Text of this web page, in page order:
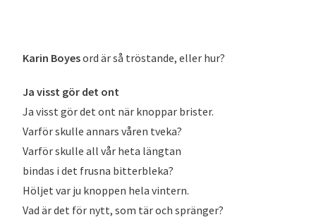
Karin Boyesord är så tröstande, eller hur?
Ja visst gör det ont
Ja visst gör det ont när knoppar brister.
Varför skulle annars våren tveka?
Varför skulle all vår heta längtan
bindas i det frusna bitterbleka?
Höljet var ju knoppen hela vintern.
Vad är det för nytt, som tär och spränger?